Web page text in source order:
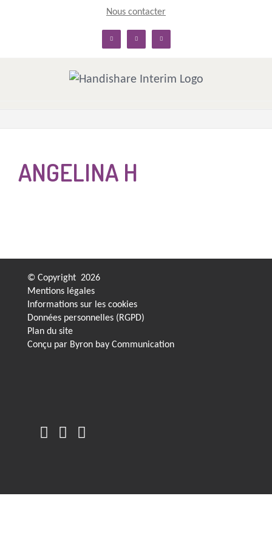
Nous contacter
linkedin facebook twitter
ANGELINA H
© Copyright 2026
Mentions légales
Informations sur les cookies
Données personnelles (RGPD)
Plan du site
Conçu par Byron bay Communication